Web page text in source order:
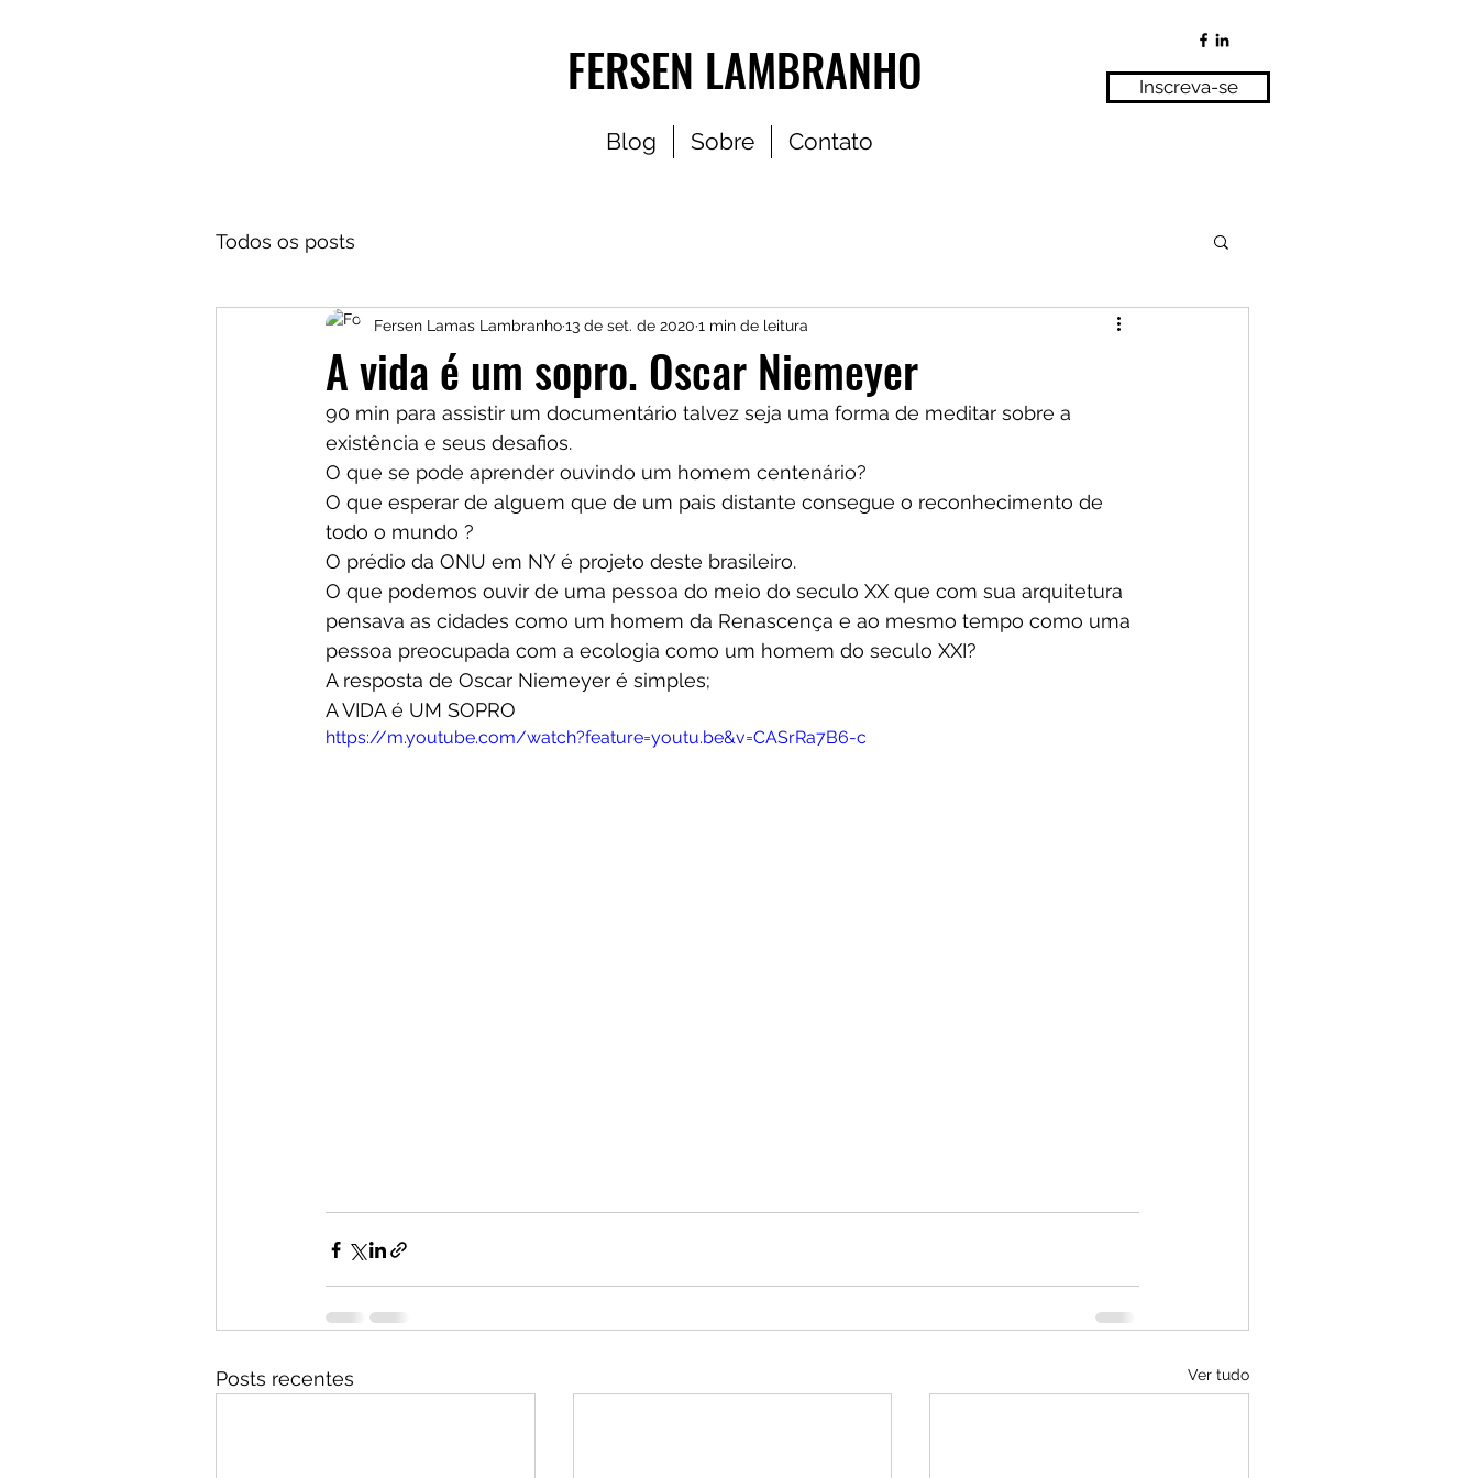
FERSEN LAMBRANHO
Blog Sobre Contato
Inscreva-se
Todos os posts
A vida é um sopro. Oscar Niemeyer
Fersen Lamas Lambranho13 de set. de 2020 1 min de leitura
90 min para assistir um documentário talvez seja uma forma de meditar sobre a
existência e seus desafios.
O que se pode aprender ouvindo um homem centenário?
O que esperar de alguem que de um pais distante consegue o reconhecimento de
todo o mundo ?
O prédio da ONU em NY é projeto deste brasileiro.
O que podemos ouvir de uma pessoa do meio do seculo XX que com sua arquitetura
pensava as cidades como um homem da Renascença e ao mesmo tempo como uma
pessoa preocupada com a ecologia como um homem do seculo XXI?
A resposta de Oscar Niemeyer é simples;
A VIDA é UM SOPRO
https://m.youtube.com/watch?feature=youtu.be&v=CASrRa7B6-c
Posts recentes Ver tudo